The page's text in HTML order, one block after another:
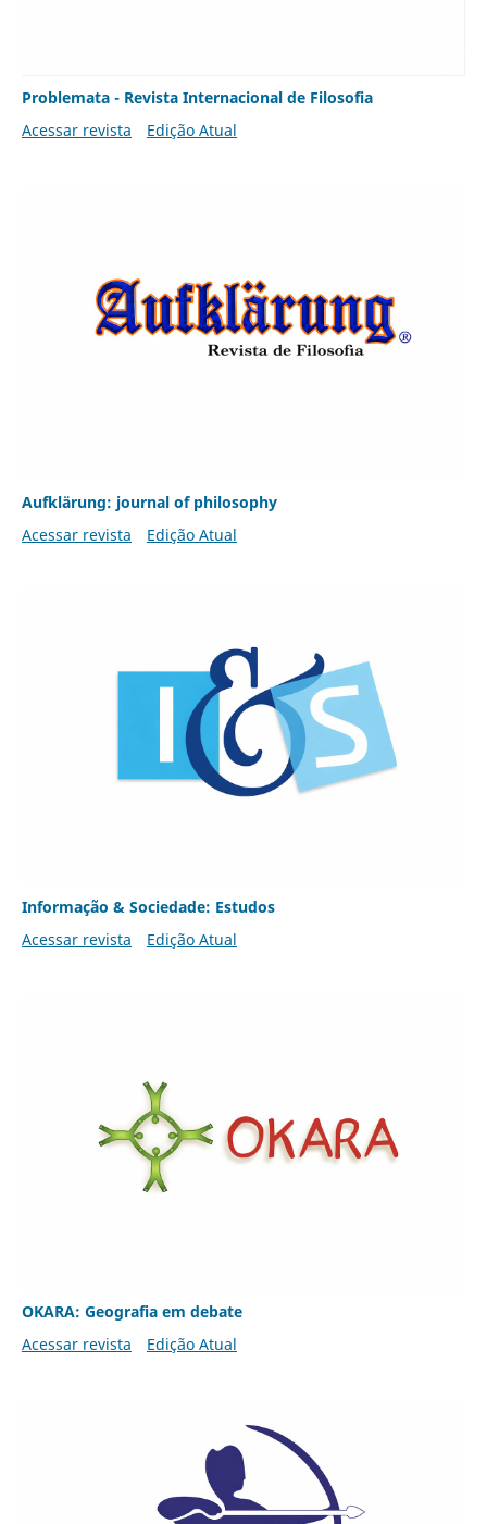
Problemata - Revista Internacional de Filosofia
Acessar revista
Edição Atual
Aufklärung: journal of philosophy
Acessar revista
Edição Atual
Informação & Sociedade: Estudos
Acessar revista
Edição Atual
OKARA: Geografia em debate
Acessar revista
Edição Atual